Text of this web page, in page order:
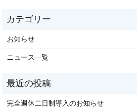
お知らせ
ニュース一覧
完全週休二日制導入のお知らせ